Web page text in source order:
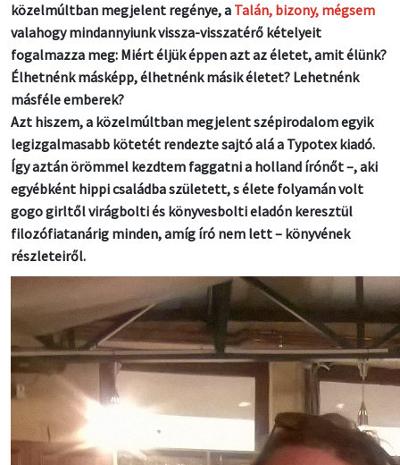
közelmúltban megjelent regénye, a Talán, bizony, mégsem
valahogy mindannyiunk vissza-visszatérő kételyeit
fogalmazza meg: Miért éljük éppen azt az életet, amit élünk?
Élhetnénk másképp, élhetnénk másik életet? Lehetnénk
másféle emberek?
Azt hiszem, a közelmúltban megjelent szépirodalom egyik
legizgalmasabb kötetét rendezte sajtó alá a Typotex kiadó.
Így aztán örömmel kezdtem faggatni a holland írónőt –, aki
egyébként hippi családba született, s élete folyamán volt
gogo girltől virágbolti és könyvesbolti eladón keresztül
filozófiatanárig minden, amíg író nem lett – könyvének
részleteiről.